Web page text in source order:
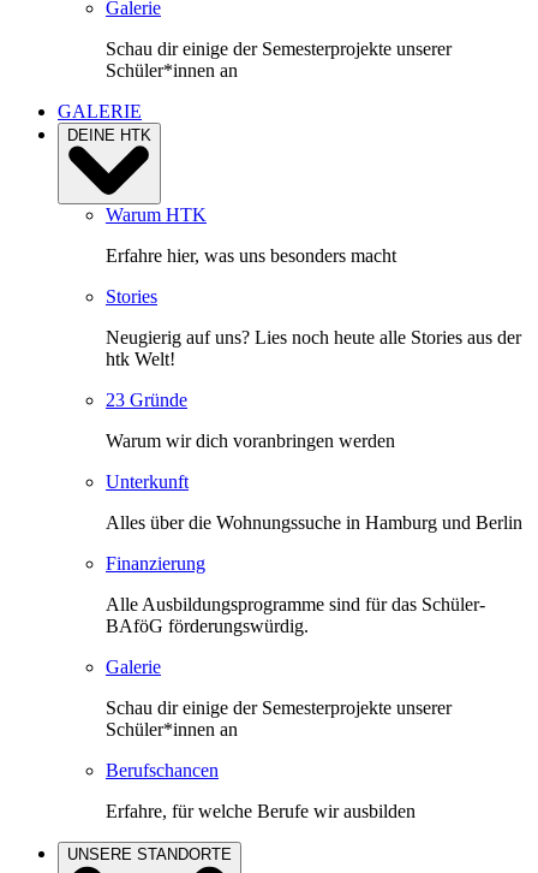
Galerie
Schau dir einige der Semesterprojekte unserer
Schüler*innen an
GALERIE
DEINE HTK
Warum HTK
Erfahre hier, was uns besonders macht
Stories
Neugierig auf uns? Lies noch heute alle Stories aus der
htk Welt!
23 Gründe
Warum wir dich voranbringen werden
Unterkunft
Alles über die Wohnungssuche in Hamburg und Berlin
Finanzierung
Alle Ausbildungsprogramme sind für das Schüler-
BAföG förderungswürdig.
Galerie
Schau dir einige der Semesterprojekte unserer
Schüler*innen an
Berufschancen
Erfahre, für welche Berufe wir ausbilden
UNSERE STANDORTE